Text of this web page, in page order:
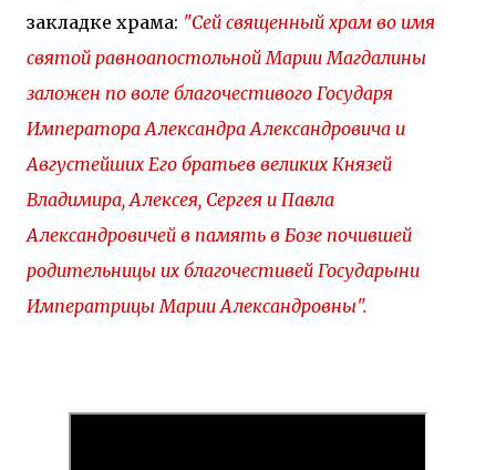
закладке храма: "Сей священный храм во имя
святой равноапостольной Марии Магдалины
заложен по воле благочестивого Государя
Императора Александра Александровича и
Августейших Его братьев великих Князей
Владимира, Алексея, Сергея и Павла
Александровичей в память в Бозе почившей
родительницы их благочестивей Государыни
Императрицы Марии Александровны".